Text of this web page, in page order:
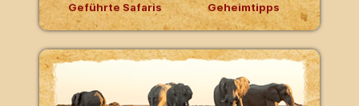
Geführte Safaris
Geheimtipps